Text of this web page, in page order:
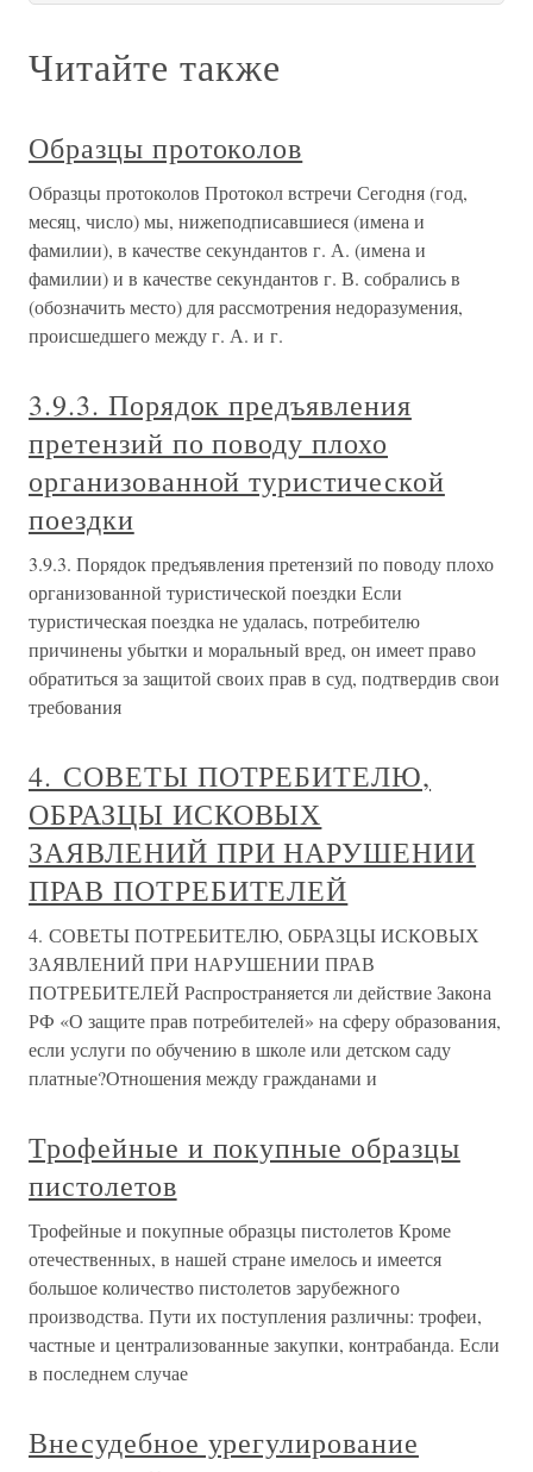
Читайте также
Образцы протоколов
Образцы протоколов Протокол встречи Сегодня (год,
месяц, число) мы, нижеподписавшиеся (имена и
фамилии), в качестве секундантов г. А. (имена и
фамилии) и в качестве секундантов г. В. собрались в
(обозначить место) для рассмотрения недоразумения,
происшедшего между г. А. и г.
3.9.3. Порядок предъявления
претензий по поводу плохо
организованной туристической
поездки
3.9.3. Порядок предъявления претензий по поводу плохо
организованной туристической поездки Если
туристическая поездка не удалась, потребителю
причинены убытки и моральный вред, он имеет право
обратиться за защитой своих прав в суд, подтвердив свои
требования
4. СОВЕТЫ ПОТРЕБИТЕЛЮ,
ОБРАЗЦЫ ИСКОВЫХ
ЗАЯВЛЕНИЙ ПРИ НАРУШЕНИИ
ПРАВ ПОТРЕБИТЕЛЕЙ
4. СОВЕТЫ ПОТРЕБИТЕЛЮ, ОБРАЗЦЫ ИСКОВЫХ
ЗАЯВЛЕНИЙ ПРИ НАРУШЕНИИ ПРАВ
ПОТРЕБИТЕЛЕЙ Распространяется ли действие Закона
РФ «О защите прав потребителей» на сферу образования,
если услуги по обучению в школе или детском саду
платные?Отношения между гражданами и
Трофейные и покупные образцы
пистолетов
Трофейные и покупные образцы пистолетов Кроме
отечественных, в нашей стране имелось и имеется
большое количество пистолетов зарубежного
производства. Пути их поступления различны: трофеи,
частные и централизованные закупки, контрабанда. Если
в последнем случае
Внесудебное урегулирование